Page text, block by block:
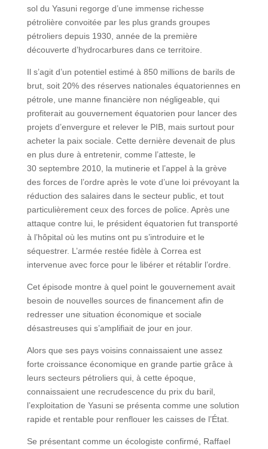
sol du Yasuni regorge d’une immense richesse
pétrolière convoitée par les plus grands groupes
pétroliers depuis 1930, année de la première
découverte d’hydrocarbures dans ce territoire.
Il s’agit d’un potentiel estimé à 850 millions de barils de
brut, soit 20% des réserves nationales équatoriennes en
pétrole, une manne financière non négligeable, qui
profiterait au gouvernement équatorien pour lancer des
projets d’envergure et relever le PIB, mais surtout pour
acheter la paix sociale. Cette dernière devenait de plus
en plus dure à entretenir, comme l’atteste, le
30 septembre 2010, la mutinerie et l’appel à la grève
des forces de l’ordre après le vote d’une loi prévoyant la
réduction des salaires dans le secteur public, et tout
particulièrement ceux des forces de police. Après une
attaque contre lui, le président équatorien fut transporté
à l’hôpital où les mutins ont pu s’introduire et le
séquestrer. L’armée restée fidèle à Correa est
intervenue avec force pour le libérer et rétablir l’ordre.
Cet épisode montre à quel point le gouvernement avait
besoin de nouvelles sources de financement afin de
redresser une situation économique et sociale
désastreuses qui s’amplifiait de jour en jour.
Alors que ses pays voisins connaissaient une assez
forte croissance économique en grande partie grâce à
leurs secteurs pétroliers qui, à cette époque,
connaissaient une recrudescence du prix du baril,
l’exploitation de Yasuni se présenta comme une solution
rapide et rentable pour renflouer les caisses de l’État.
Se présentant comme un écologiste confirmé, Raffael